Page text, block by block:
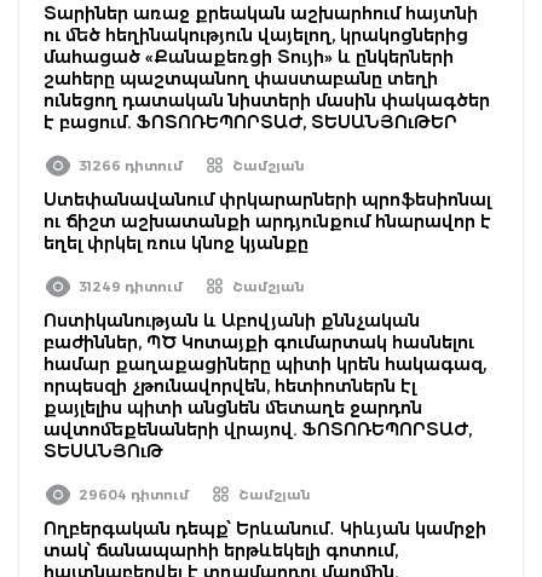
Տարիներ առաջ քրեական աշխարհում հայտնի
ու մեծ հեղինակություն վայելող, կրակոցներից
մահացած «Քանաքեռցի Տույի» և ընկերների
շահերը պաշտպանող փաստաբանը տեղի
ունեցող դատական նիստերի մասին փակագծեր
է բացում. ՖՈՏՈՌԵՊՈՐՏԱԺ, ՏԵՍԱՆՅՈւԹԵՐ
31266 դիտում Շամշյան
Ստեփանավանում փրկարարների պրոֆեսիոնալ
ու ճիշտ աշխատանքի արդյունքում հնարավոր է
եղել փրկել ռուս կնոջ կյանքը
31249 դիտում Շամշյան
Ոստիկանության և Աբովյանի քննչական
բաժիններ, ՊԾ Կոտայքի գումարտակ հասնելու
համար քաղաքացիները պիտի կրեն հակագազ,
որպեսզի չթունավորվեն, հետիոտներն էլ
քայլելիս պիտի անցնեն մետաղե ջարդոն
ավտոմեքենաների վրայով. ՖՈՏՈՌԵՊՈՐՏԱԺ,
ՏԵՍԱՆՅՈւԹ
29604 դիտում Շամշյան
Ողբերգական դեպք՝ Երևանում․ Կիևյան կամրջի
տակ՝ ճանապարհի երթևեկելի գոտում,
հայտնաբերվել է տղամարդու մարմին.